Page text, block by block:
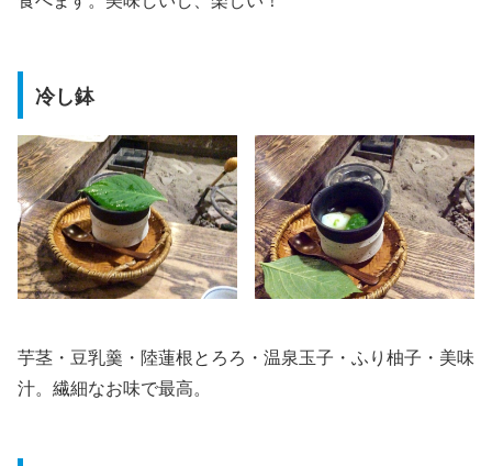
冷し鉢
芋茎・豆乳羹・陸蓮根とろろ・温泉玉子・ふり柚子・美味
汁。繊細なお味で最高。